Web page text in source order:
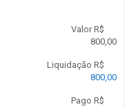
Valor R$
800,00
Liquidação R$
800,00
Pago R$